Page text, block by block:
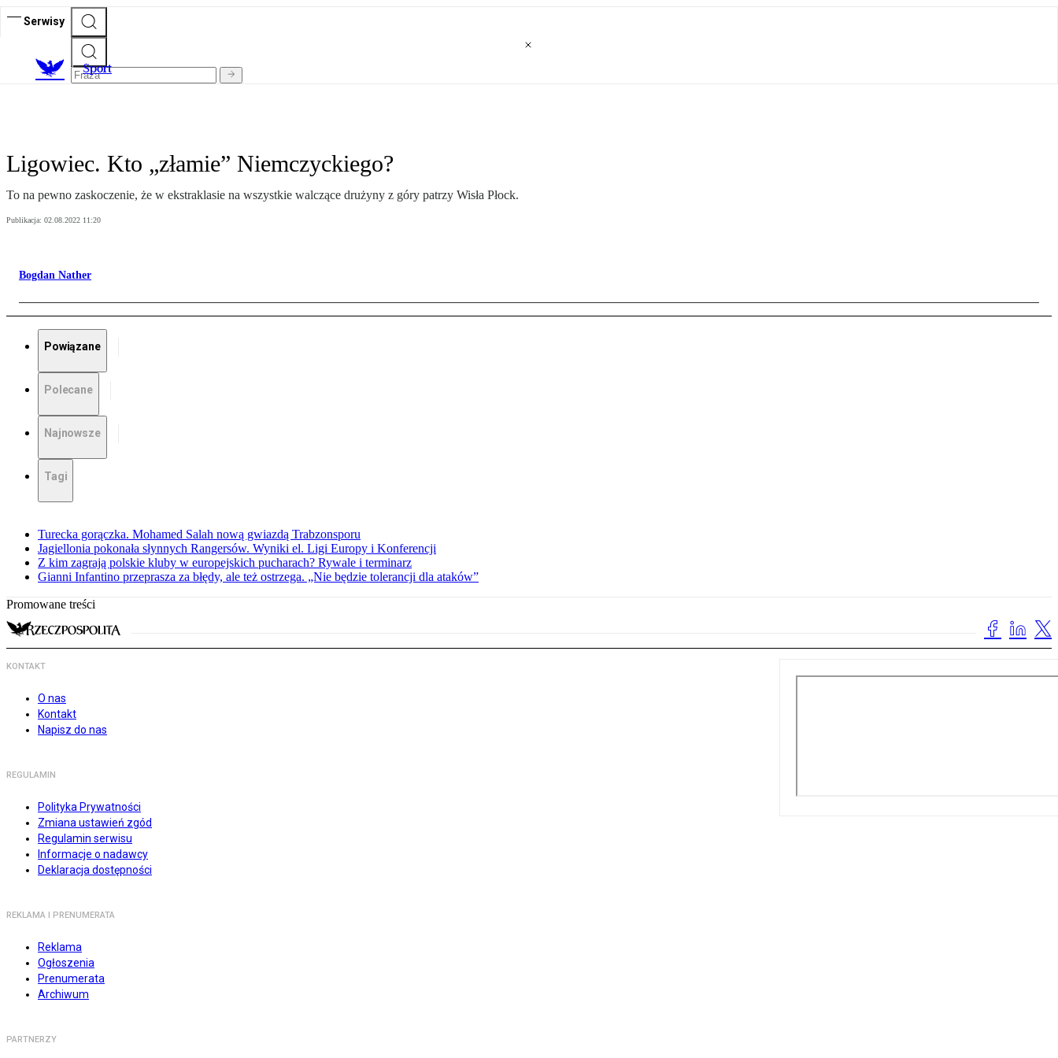
Serwisy
Sport
Ligowiec. Kto „złamie” Niemczyckiego?
To na pewno zaskoczenie, że w ekstraklasie na wszystkie walczące drużyny z góry patrzy Wisła Płock.
Publikacja: 02.08.2022 11:20
Bogdan Nather
Powiązane
Polecane
Najnowsze
Tagi
Turecka gorączka. Mohamed Salah nową gwiazdą Trabzonsporu
Jagiellonia pokonała słynnych Rangersów. Wyniki el. Ligi Europy i Konferencji
Z kim zagrają polskie kluby w europejskich pucharach? Rywale i terminarz
Gianni Infantino przeprasza za błędy, ale też ostrzega. „Nie będzie tolerancji dla ataków”
Promowane treści
KONTAKT
O nas
Kontakt
Napisz do nas
REGULAMIN
Polityka Prywatności
Zmiana ustawień zgód
Regulamin serwisu
Informacje o nadawcy
Deklaracja dostępności
REKLAMA I PRENUMERATA
Reklama
Ogłoszenia
Prenumerata
Archiwum
PARTNERZY